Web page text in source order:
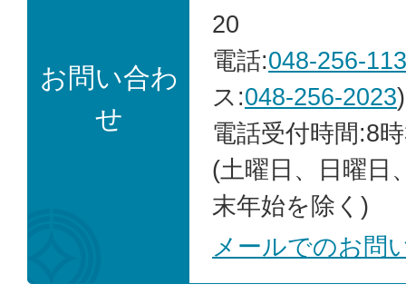
お問い合わ
せ
20
電話:048-256-
ス:048-256-2023)
電話受付時間:8
(土曜日、日曜日
末年始を除く)
メールでのお問